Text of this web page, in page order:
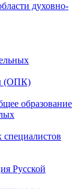
духовно-
(ОПК)
образование
Русской